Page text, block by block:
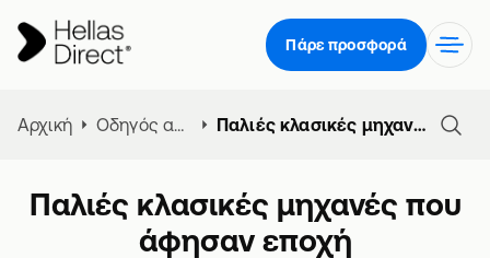
Πάρε προσφορά
Αρχική Οδηγός ασφάλειας μηχανής Παλιές κλασικές μηχανές που άφησαν εποχή
Παλιές κλασικές μηχανές που
άφησαν εποχή